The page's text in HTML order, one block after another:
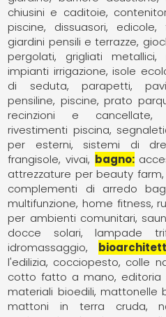
chiusini e caditoie
piscine
dissuasori edicole
giardini pensili e terrazze
pergolati
grigliati metallici
impianti irrigazione isole
di seduta
parapetti
pensiline piscine prato
recinzioni e cancellate
rivestimenti piscina
per esterni
sistemi di
frangisole vivai bagno
attrezzature per beauty farm
complementi di arredo
multifunzione home fitness
per ambienti comunitari
docce solari, lampade
idromassaggio
l'edilizia cocciopesto colle
cotto fatto a mano editoria
materiali bioedili mattonelle
mattoni in terra cruda